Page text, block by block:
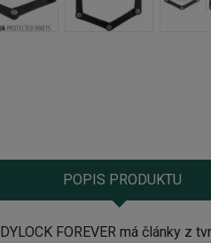
POPIS PRODUKTU
FOREVER má články